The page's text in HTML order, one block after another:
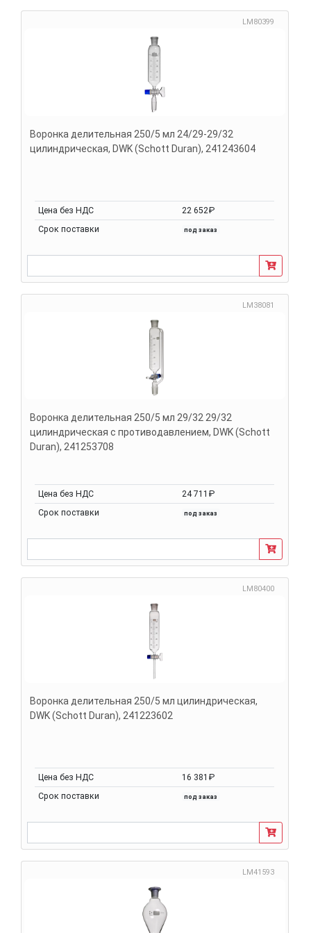
LM80399
Воронка делительная 250/5 мл 24/29-29/32
цилиндрическая, DWK (Schott Duran), 241243604
Цена без НДС
22 652₽
Срок поставки
под заказ
LM38081
Воронка делительная 250/5 мл 29/32 29/32
цилиндрическая с противодавлением, DWK (Schott
Duran), 241253708
Цена без НДС
24 711₽
Срок поставки
под заказ
LM80400
Воронка делительная 250/5 мл цилиндрическая,
DWK (Schott Duran), 241223602
Цена без НДС
16 381₽
Срок поставки
под заказ
LM41593